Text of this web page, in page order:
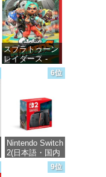
スプラトゥーン
レイダース -
6位
Nintendo Switch
2(日本語・国内
9位